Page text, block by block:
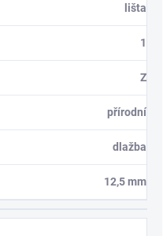
lišta
1
Z
přírodní
dlažba
12,5 mm